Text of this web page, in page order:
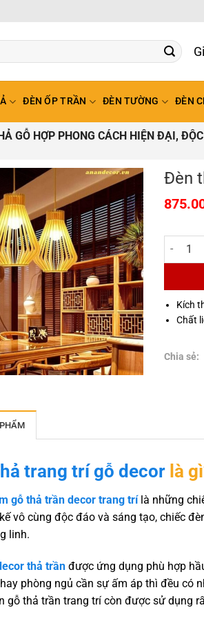
ĐÈN ỐP TRẦN ĐÈN TƯỜNG ĐÈN
GỖ HỢP PHONG CÁCH HIỆN ĐẠI,
Đèn
Đèn thả
Kích
Chất
Chia sẻ:
trang trí gỗ decor là
gỗ thả trần decor trang trí là những
vô cùng độc đáo và sáng tạo, chiếc
linh.
thả trần được ứng dụng phù hợp
phòng ngủ cần sự ấm áp thì đều có
gỗ thả trần trang trí còn được sử dụng